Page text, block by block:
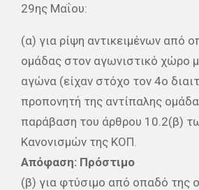
29ης Μαΐου:
(α) για ρίψη αντικειμένων από
ομάδας στον αγωνιστικό χώρο
αγώνα (είχαν στόχο τον 4ο
προπονητή της αντίπαλης
παράβαση του άρθρου 10.2(β)
Κανονισμών της ΚΟΠ.
Απόφαση: Πρόστιμο
(β) για φτύσιμο από οπαδό της